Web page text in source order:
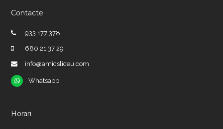
Contacte
933 177 378
680 21 37 29
info@amicsliceu.com
Whatsapp
Whatsapp
Horari